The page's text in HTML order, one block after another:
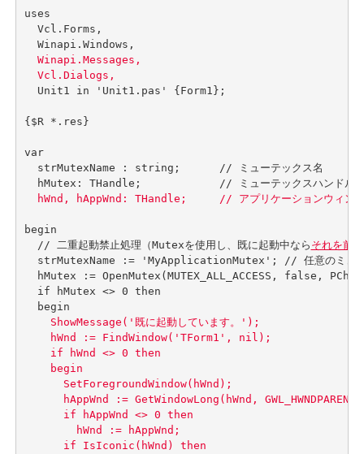
uses
  Vcl.Forms,
  Winapi.Messages,
  Vcl.Dialogs,
  Unit1 in 'Unit1.pas' {Form1};
{$R *.res}
var
  strMutexName : string;      // ミューテックス名
  hMutex: THandle;            // ミューテックスハンドル
hWnd, hAppWnd: THandle;     // アプリケーションウィン
begin
  // 二重起動禁止処理（Mutexを使用し、既に起動中なら
それを前
strMutexName := 'MyApplicationMutex'; // 任意のミュー
hMutex := OpenMutex(MUTEX_ALL_ACCESS, false,
  if hMutex <> 0 then
    ShowMessage('既に起動しています。');
hWnd := FindWindow('TForm1', nil);
    if hWnd <> 0 then
    begin
SetForegroundWindow(hWnd);
hAppWnd := GetWindowLong(hWnd, GWL_HWNDPARENT);
      if hAppWnd <> 0 then
        hWnd := hAppWnd;
if IsIconic(hWnd) then